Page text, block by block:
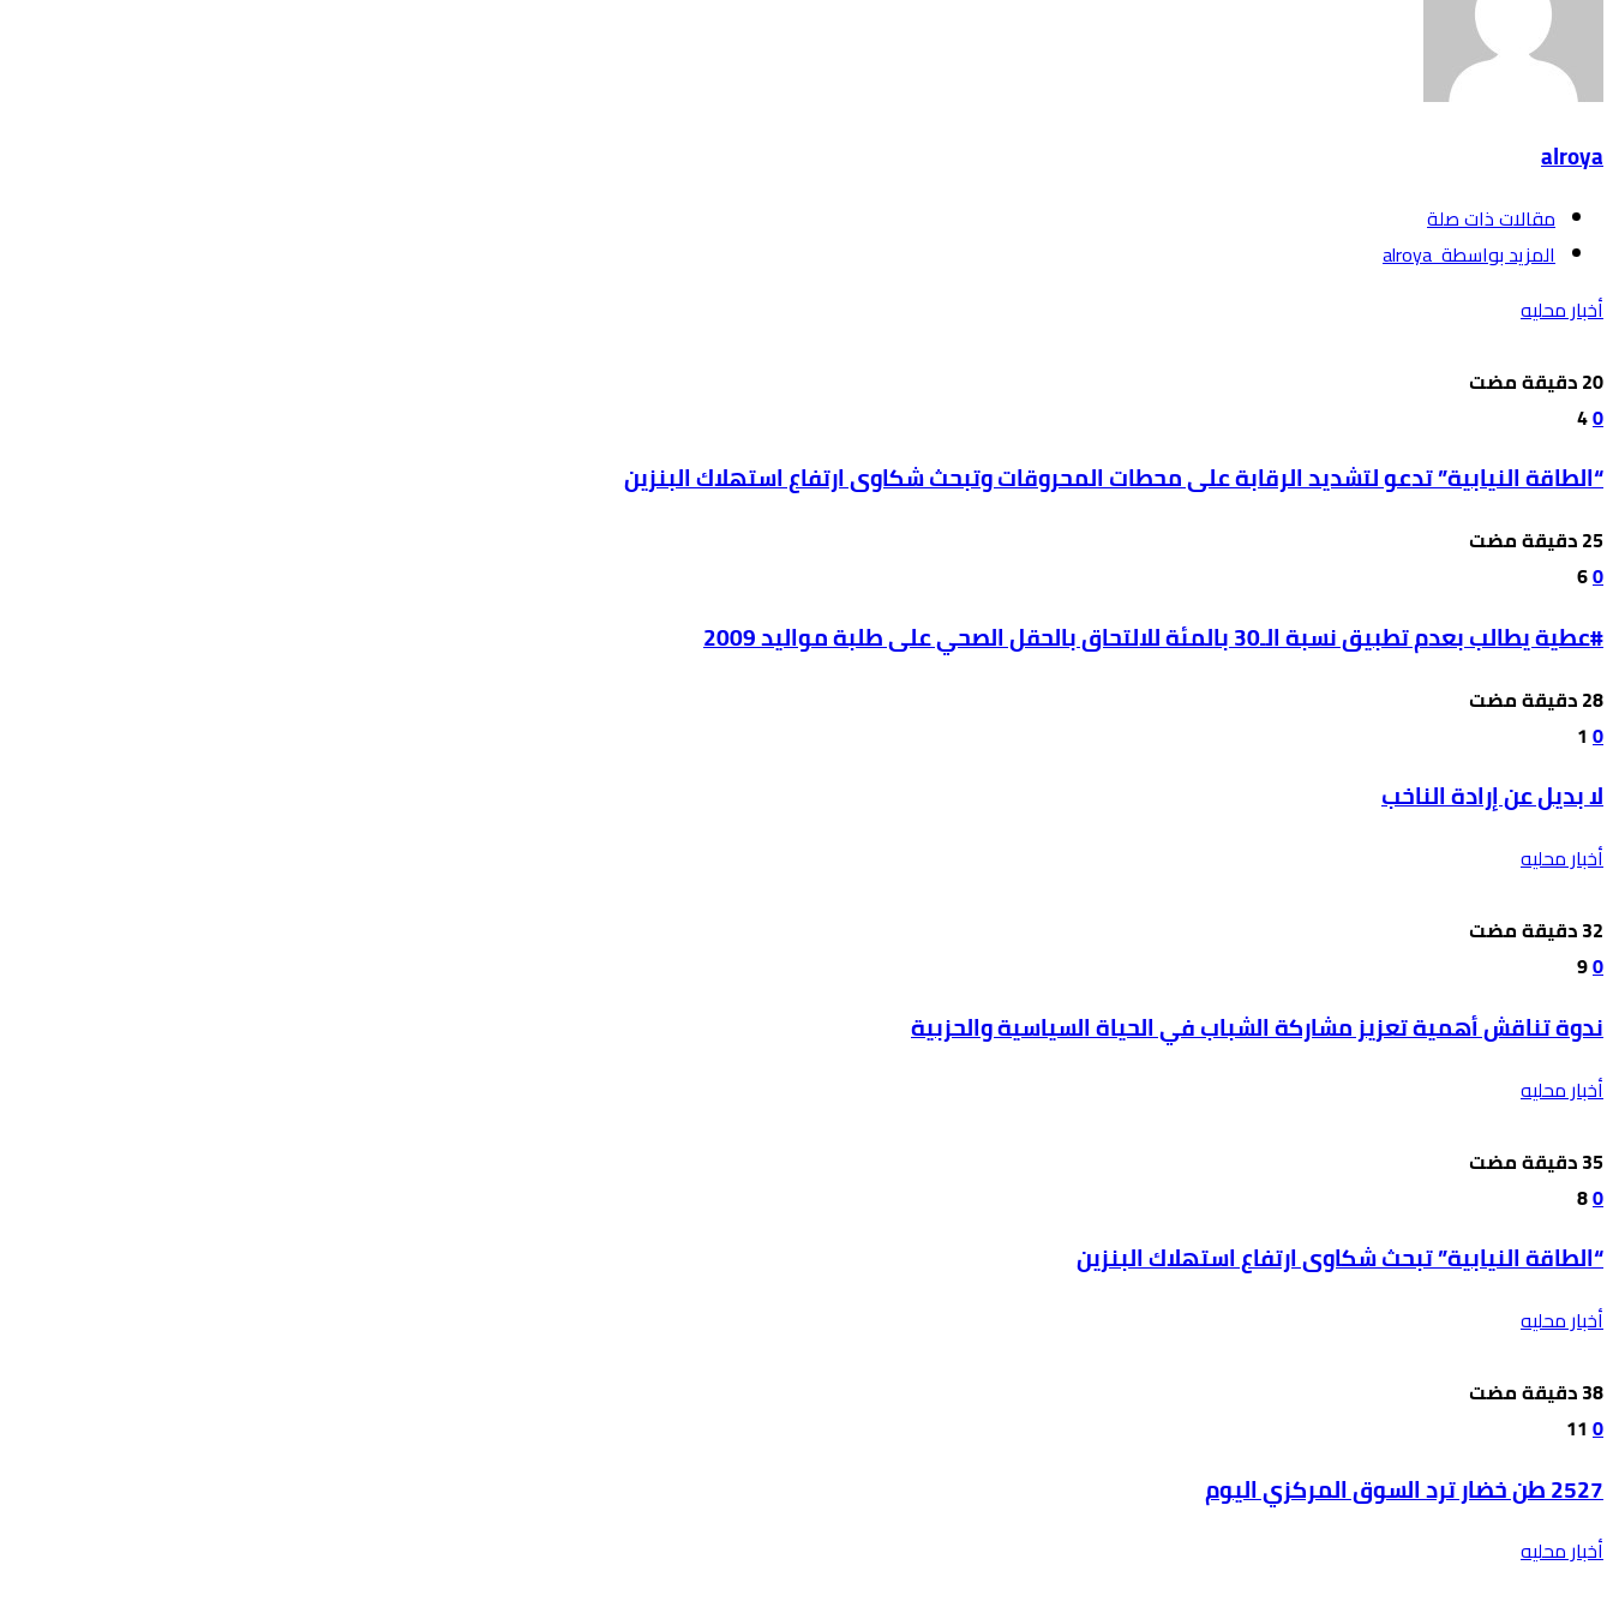
alroya
‫مقالات ذات صلة‬
‫‫المزيد بواسطة‬ ‬ alroya
أخبار محليه
0
4
“الطاقة النيابية” تدعو لتشديد الرقابة على محطات المحروقات وتبحث شكاوى ارتفاع استهلاك البنزين
0
6
#عطية يطالب بعدم تطبيق نسبة الـ30 بالمئة للالتحاق بالحقل الصحي على طلبة مواليد 2009
0
1
لا بديل عن إرادة الناخب
أخبار محليه
0
9
ندوة تناقش أهمية تعزيز مشاركة الشباب في الحياة السياسية والحزبية
أخبار محليه
0
8
“الطاقة النيابية” تبحث شكاوى ارتفاع استهلاك البنزين
أخبار محليه
0
11
2527 طن خضار ترد السوق المركزي اليوم
أخبار محليه